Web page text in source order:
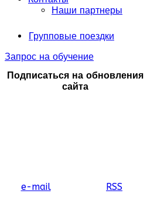
Наши партнеры
Групповые поездки
Запрос на обучение
Подписаться на обновления
сайта
e-mail RSS